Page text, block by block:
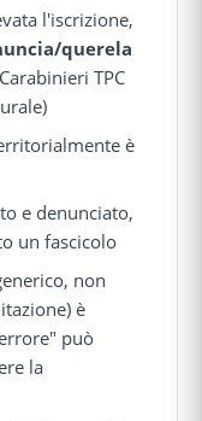
l'iscrizione,
querela
TPC
è
e denunciato,
un fascicolo
non
è
può
la